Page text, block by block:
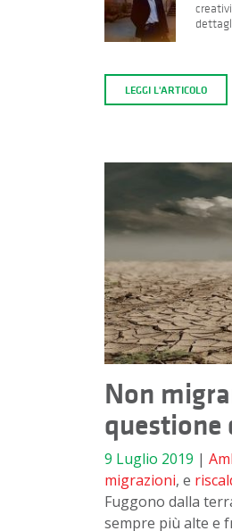
LEGGI L'ARTICOLO
Non
9 Luglio 2019 |
migrazioni, e
Fuggono dalla
sempre più alte e